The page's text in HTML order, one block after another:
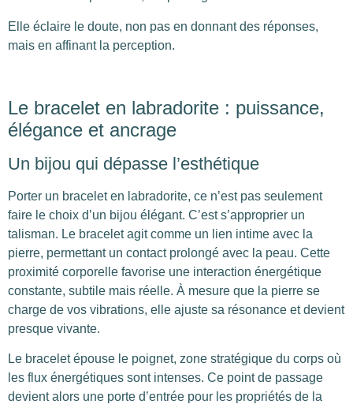
Elle éclaire le doute, non pas en donnant des réponses,
mais en affinant la perception.
Le bracelet en labradorite : puissance,
élégance et ancrage
Un bijou qui dépasse l’esthétique
Porter un bracelet en labradorite, ce n’est pas seulement
faire le choix d’un bijou élégant. C’est s’approprier un
talisman. Le bracelet agit comme un lien intime avec la
pierre, permettant un contact prolongé avec la peau. Cette
proximité corporelle favorise une interaction énergétique
constante, subtile mais réelle. À mesure que la pierre se
charge de vos vibrations, elle ajuste sa résonance et devient
presque vivante.
Le bracelet épouse le poignet, zone stratégique du corps où
les flux énergétiques sont intenses. Ce point de passage
devient alors une porte d’entrée pour les propriétés de la